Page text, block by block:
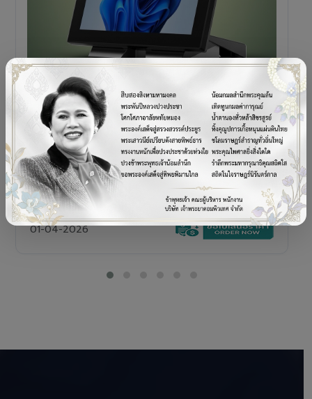
POS TERMINAL
SENOR V+5s
เครื่อง POS All-in-One Touch Screen ดีไซน์พรีเมียม
01-04-2026